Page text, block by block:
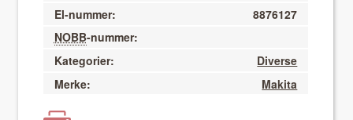
El-nummer:
8876127
NOBB-nummer:
Kategorier:
Diverse
Merke:
Makita